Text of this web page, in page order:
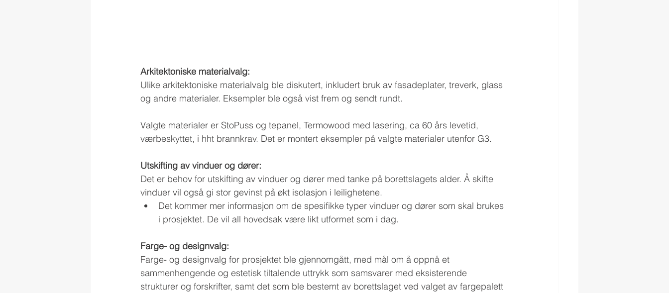
Arkitektoniske materialvalg:
Ulike arkitektoniske materialvalg ble diskutert, inkludert bruk av fasadeplater, treverk, glass
og andre materialer. Eksempler ble også vist frem og sendt rundt.
Valgte materialer er StoPuss og tepanel, Termowood med lasering, ca 60 års levetid,
værbeskyttet, i hht brannkrav. Det er montert eksempler på valgte materialer utenfor G3.
Utskifting av vinduer og dører:
Det er behov for utskifting av vinduer og dører med tanke på borettslagets alder. Å skifte
vinduer vil også gi stor gevinst på økt isolasjon i leilighetene.
Det kommer mer informasjon om de spesifikke typer vinduer og dører som skal brukes
i prosjektet. De vil all hovedsak være likt utformet som i dag.
Farge- og designvalg:
Farge- og designvalg for prosjektet ble gjennomgått, med mål om å oppnå et
sammenhengende og estetisk tiltalende uttrykk som samsvarer med eksisterende
strukturer og forskrifter, samt det som ble bestemt av borettslaget ved valget av fargepalett